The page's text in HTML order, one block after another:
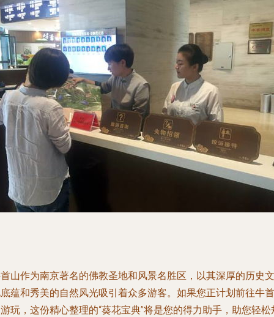
山作为南京著名的佛教圣地和风景名胜区，以其深厚的历史文
蕴和秀美的自然风光吸引着众多游客。如果您正计划前往牛首
玩，这份精心整理的“葵花宝典”将是您的得力助手，助您轻松